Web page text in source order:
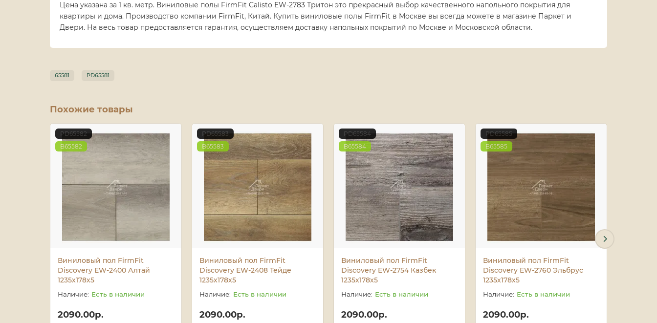
Цена указана за 1 кв. метр. Виниловые полы FirmFit Calisto EW-2783 Тритон это прекрасный выбор качественного напольного покрытия для
квартиры и дома. Производство компании FirmFit, Китай. Купить виниловые полы FirmFit в Москве вы всегда можете в магазине Паркет и
Двери. На весь товар предоставляется гарантия, осуществляем доставку напольных покрытий по Москве и Московской области.
65581 PD65581
Похожие товары
PD65582
B65582
Виниловый пол FirmFit
Discovery EW-2400 Алтай
1235х178х5
Есть в наличии
2090.00р.
PD65583
B65583
Виниловый пол FirmFit
Discovery EW-2408 Тейде
1235х178х5
Есть в наличии
2090.00р.
PD65584
B65584
Виниловый пол FirmFit
Discovery EW-2754 Казбек
1235х178х5
Есть в наличии
2090.00р.
PD65585
B65585
Виниловый пол FirmFit
Discovery EW-2760 Эльбрус
1235х178х5
Есть в наличии
2090.00р.